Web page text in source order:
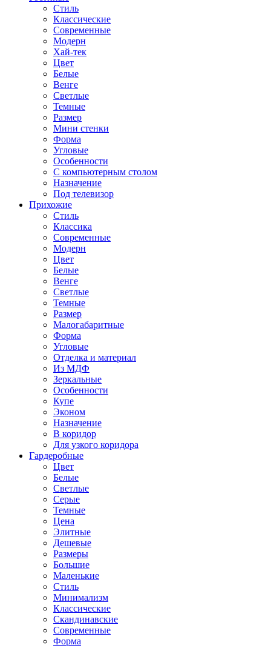
Стиль
Классические
Современные
Модерн
Хай-тек
Цвет
Белые
Венге
Светлые
Темные
Размер
Мини стенки
Форма
Угловые
Особенности
С компьютерным столом
Назначение
Под телевизор
Прихожие
Стиль
Классика
Современные
Модерн
Цвет
Белые
Венге
Светлые
Темные
Размер
Малогабаритные
Форма
Угловые
Отделка и материал
Из МДФ
Зеркальные
Особенности
Купе
Эконом
Назначение
В коридор
Для узкого коридора
Гардеробные
Цвет
Белые
Светлые
Серые
Темные
Цена
Элитные
Дешевые
Размеры
Большие
Маленькие
Стиль
Минимализм
Классические
Скандинавские
Современные
Форма